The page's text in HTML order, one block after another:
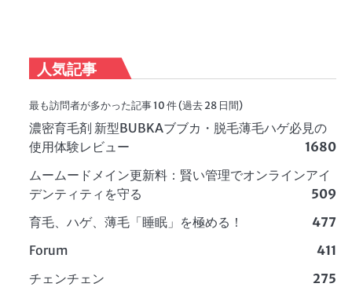
人気記事
最も訪問者が多かった記事 10 件 (過去 28 日間)
濃密育毛剤 新型BUBKAブブカ・脱毛薄毛ハゲ必見の
使用体験レビュー
1680
ムームードメイン更新料：賢い管理でオンラインアイ
デンティティを守る
509
育毛、ハゲ、薄毛「睡眠」を極める！
477
Forum
411
チェンチェン
275